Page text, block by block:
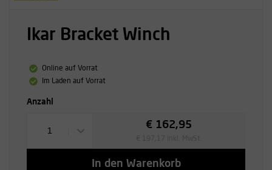
Ikar Bracket Winch
Online auf Vorrat
Im Laden auf Vorrat
Anzahl
1
€ 162,95
In den Warenkorb